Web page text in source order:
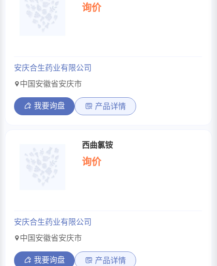
询价
安庆合生药业有限公司
中国安徽省安庆市
我要询盘 产品详情
西曲氯铵
询价
安庆合生药业有限公司
中国安徽省安庆市
我要询盘 产品详情